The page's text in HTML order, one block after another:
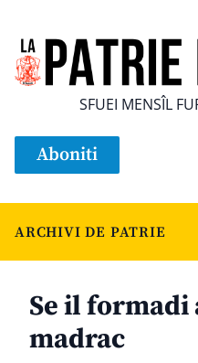
SFUEI MENSÎL
Aboniti
ARCHIVI DE PATRIE
Se il formadi
madrac